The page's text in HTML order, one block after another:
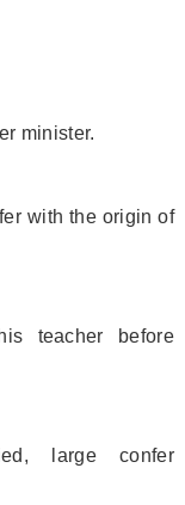
minister.
with the origin of
teacher before
large confer